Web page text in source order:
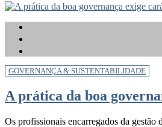
GOVERNANÇA & SUSTENTABILIDADE
A prática da boa
Os profissionais encarregados da gestão